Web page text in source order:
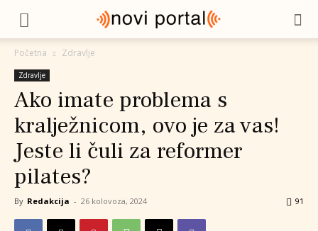
Početna Zdravlje
Zdravlje
Ako imate problema s
kralježnicom, ovo je za vas!
Jeste li čuli za reformer
pilates?
By Redakcija - 26 kolovoza, 2024 91